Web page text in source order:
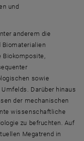
und
anderem die
Biomaterialien
Biokomposite,
sowie
Darüber hinaus
der mechanischen
wissenschaftliche
zu befruchten. Auf
Megatrend in